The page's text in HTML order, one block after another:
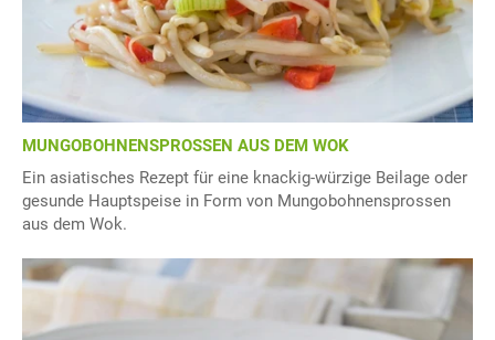
MUNGOBOHNENSPROSSEN AUS DEM WOK
Ein asiatisches Rezept für eine knackig-würzige Beilage oder
gesunde Hauptspeise in Form von Mungobohnensprossen
aus dem Wok.